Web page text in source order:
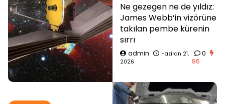
Ne gezegen ne de yıldız:
James Webb’in vizörüne
takılan pembe kürenin
sırrı
admin
Haziran 21,
2026
0
86